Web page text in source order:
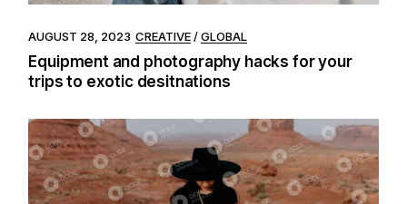
AUGUST 28, 2023 CREATIVE GLOBAL
Equipment and photography hacks for your
trips to exotic desitnations